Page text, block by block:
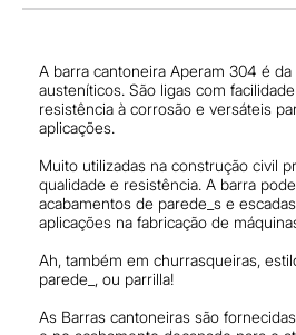
A barra cantoneira Aperam 304 é da
austeníticos. São ligas com
resistência à corrosão e versáteis
aplicações.
Muito utilizadas na construção civil
qualidade e resistência. A barra
acabamentos de parede_s e
aplicações na fabricação de
Ah, também em churrasqueiras,
parede_, ou parrilla!
As Barras cantoneiras são